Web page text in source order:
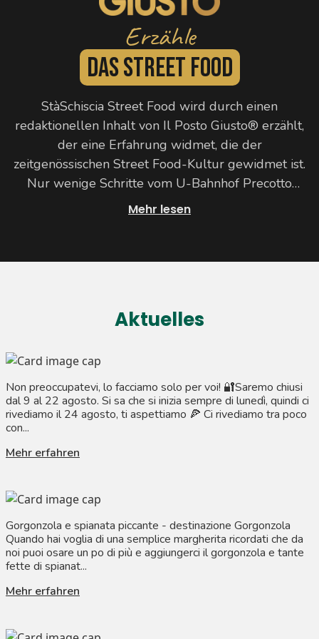
Erzähle
Das Street Food
StàSchiscia Street Food wird durch einen
redaktionellen Inhalt von Il Posto Giusto® erzählt,
der eine Erfahrung widmet, die der
zeitgenössischen Street Food-Kultur gewidmet ist.
Nur wenige Schritte vom U-Bahnhof Precotto
entfernt bietet der Laden leichte und knusprige
Zutaten, Sorgfalt bei der Zubereitung und ein
gesellige Momente im städtischen Umfeld
Mehr lesen
Aktuelles
Non preoccupatevi, lo facciamo solo per voi! 🔐Saremo chiusi
dal 9 al 22 agosto. Si sa che si inizia sempre di lunedì, quindi ci
rivediamo il 24 agosto, ti aspettiamo 🍕 Ci rivediamo tra poco
con...
Mehr erfahren
Gorgonzola e spianata piccante - destinazione Gorgonzola
Quando hai voglia di una semplice margherita ricordati che da
noi puoi osare un po di più e aggiungerci il gorgonzola e tante
fette di spianat...
Mehr erfahren